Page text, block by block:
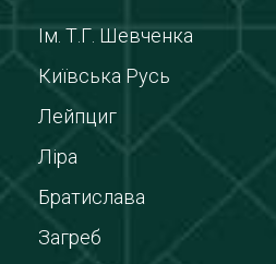
Ім. Т.Г. Шевченка
Київська Русь
Лейпциг
Ліра
Братислава
Загреб